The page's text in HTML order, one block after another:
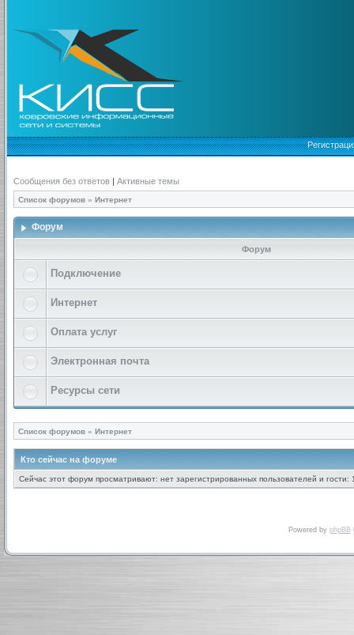
Сообщения без ответов | Активные темы
Список форумов » Интернет
Форум
Форум
Подключение
Интернет
Оплата услуг
Электронная почта
Ресурсы сети
Список форумов » Интернет
Кто сейчас на форуме
Сейчас этот форум просматривают: нет зарегистрированных пользователей и гости:
Powered by phpBB